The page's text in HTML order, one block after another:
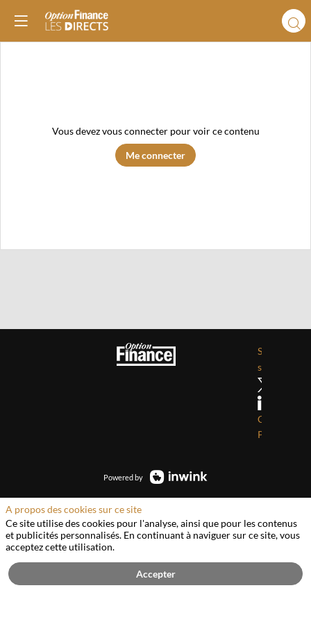
Vous devez vous connecter pour voir ce contenu
Me connecter
Service
Cookies
Politique
Powered by
A propos des cookies sur ce site
Ce site utilise des cookies pour l'analyse, ainsi que pour les contenus
et publicités personnalisés. En continuant à naviguer sur ce site, vous
acceptez cette utilisation.
Accepter